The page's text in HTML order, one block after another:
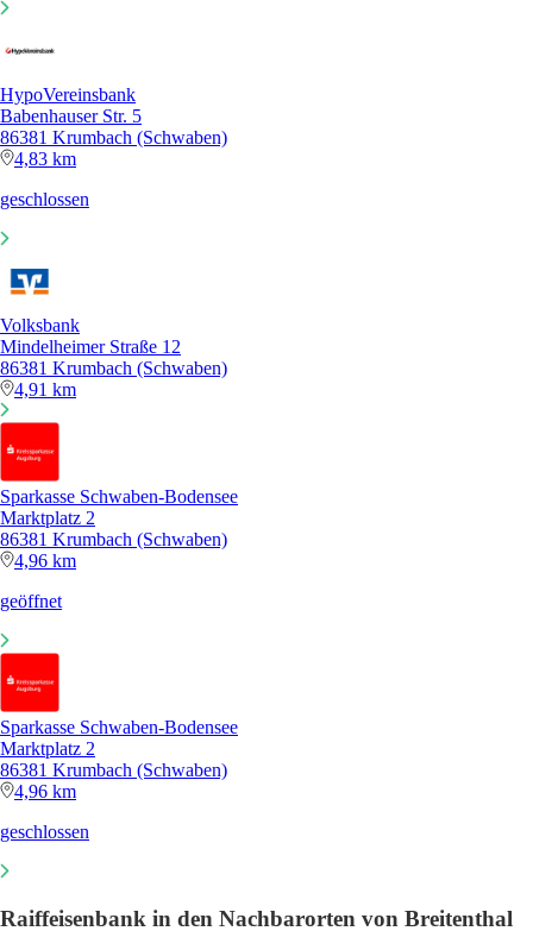
HypoVereinsbank
Babenhauser Str. 5
86381 Krumbach (Schwaben)
4,83 km
geschlossen
Volksbank
Mindelheimer Straße 12
86381 Krumbach (Schwaben)
4,91 km
Sparkasse Schwaben-Bodensee
Marktplatz 2
86381 Krumbach (Schwaben)
4,96 km
geöffnet
Sparkasse Schwaben-Bodensee
Marktplatz 2
86381 Krumbach (Schwaben)
4,96 km
geschlossen
Raiffeisenbank in den Nachbarorten von Breitenthal